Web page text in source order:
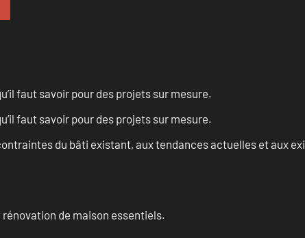
faut savoir pour des projets sur mesure.
faut savoir pour des projets sur mesure.
du bâti existant, aux tendances actuelles et aux
de maison essentiels.